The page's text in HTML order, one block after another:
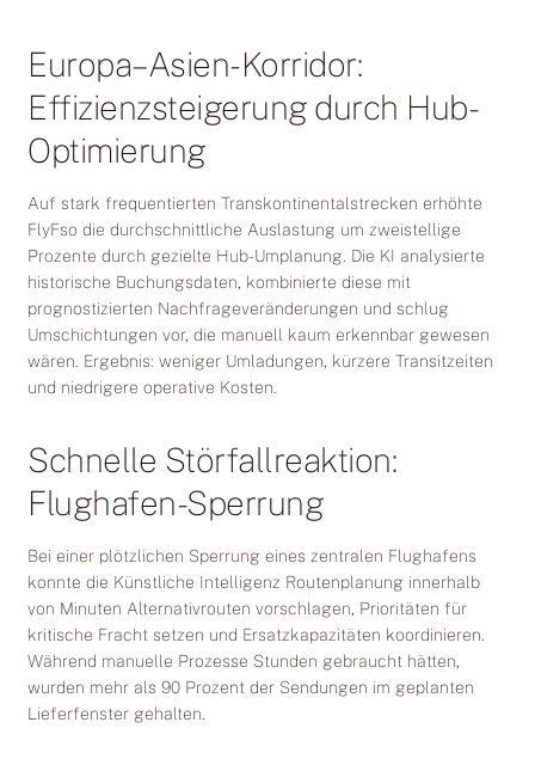
Europa–Asien-Korridor:
Effizienzsteigerung durch Hub-
Optimierung
Auf stark frequentierten Transkontinentalstrecken erhöhte
FlyFso die durchschnittliche Auslastung um zweistellige
Prozente durch gezielte Hub-Umplanung. Die KI analysierte
historische Buchungsdaten, kombinierte diese mit
prognostizierten Nachfrageveränderungen und schlug
Umschichtungen vor, die manuell kaum erkennbar gewesen
wären. Ergebnis: weniger Umladungen, kürzere Transitzeiten
und niedrigere operative Kosten.
Schnelle Störfallreaktion:
Flughafen-Sperrung
Bei einer plötzlichen Sperrung eines zentralen Flughafens
konnte die Künstliche Intelligenz Routenplanung innerhalb
von Minuten Alternativrouten vorschlagen, Prioritäten für
kritische Fracht setzen und Ersatzkapazitäten koordinieren.
Während manuelle Prozesse Stunden gebraucht hätten,
wurden mehr als 90 Prozent der Sendungen im geplanten
Lieferfenster gehalten.